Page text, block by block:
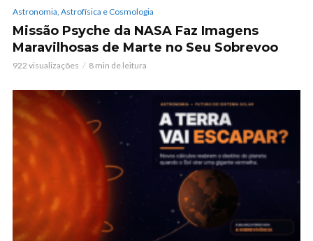
Astronomia, Astrofísica e Cosmologia
Missão Psyche da NASA Faz Imagens
Maravilhosas de Marte no Seu Sobrevoo
922 visualizações 8 min de leitura